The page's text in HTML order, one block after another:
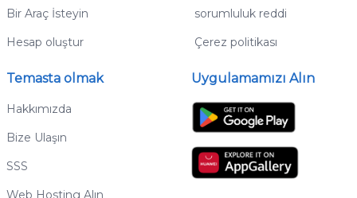
Bir Araç İsteyin
Hesap oluştur
sorumluluk reddi
Çerez politikası
Temasta olmak
Hakkımızda
Bize Ulaşın
SSS
Web Hosting Alın
Uygulamamızı Alın